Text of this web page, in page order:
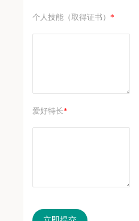
个人技能（取得证书） *
爱好特长*